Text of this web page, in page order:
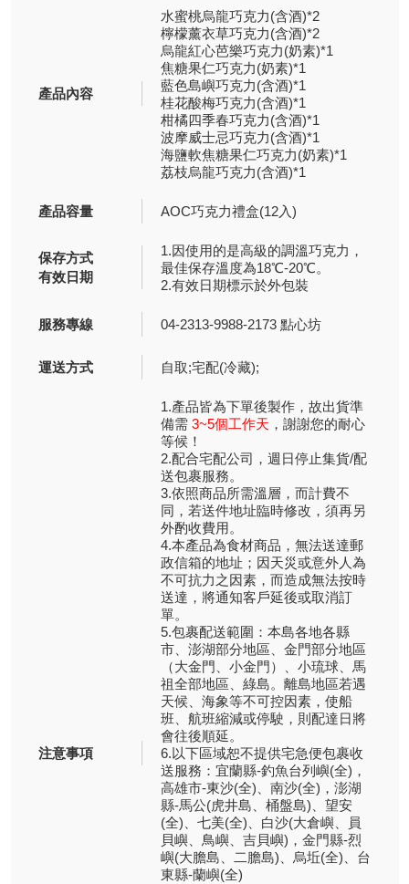
產品內容
水蜜桃烏龍巧克力(含酒)*2
檸檬薰衣草巧克力(含酒)*2
烏龍紅心芭樂巧克力(奶素)*1
焦糖果仁巧克力(奶素)*1
藍色島嶼巧克力(含酒)*1
桂花酸梅巧克力(含酒)*1
柑橘四季春巧克力(含酒)*1
波摩威士忌巧克力(含酒)*1
海鹽軟焦糖果仁巧克力(奶素)*1
荔枝烏龍巧克力(含酒)*1
產品容量 AOC巧克力禮盒(12入)
保存方式
有效日期
1.因使用的是高級的調溫巧克力，
最佳保存溫度為18℃-20℃。
2.有效日期標示於外包裝
服務專線 04-2313-9988-2173 點心坊
運送方式 自取;宅配(冷藏);
注意事項
1.產品皆為下單後製作，故出貨準
備需3~5個工作天 ，謝謝您的耐心
等候！
2.配合宅配公司，週日停止集貨/配
送包裹服務。
3.依照商品所需溫層，而計費不
同，若送件地址臨時修改，須再另
外酌收費用。
4.本產品為食材商品，無法送達郵
政信箱的地址；因天災或意外人為
不可抗力之因素，而造成無法按時
送達，將通知客戶延後或取消訂
單。
5.包裹配送範圍：本島各地各縣
市、澎湖部分地區、金門部分地區
（大金門、小金門）、小琉球、馬
祖全部地區、綠島。離島地區若遇
天候、海象等不可控因素，使船
班、航班縮減或停駛，則配達日將
會往後順延。
6.以下區域恕不提供宅急便包裹收
送服務：宜蘭縣-釣魚台列嶼(全)，
高雄市-東沙(全)、南沙(全)，澎湖
縣-馬公(虎井島、桶盤島)、望安
(全)、七美(全)、白沙(大倉嶼、員
貝嶼、鳥嶼、吉貝嶼)，金門縣-烈
嶼(大膽島、二膽島)、烏坵(全)、台
東縣-蘭嶼(全)